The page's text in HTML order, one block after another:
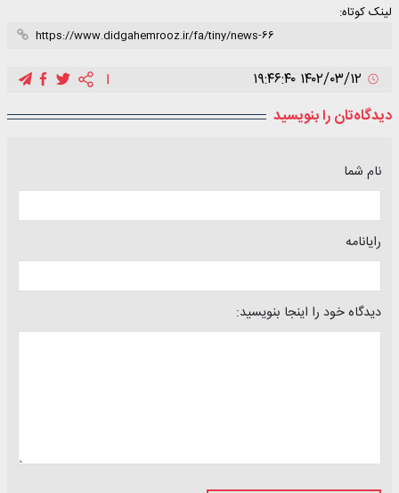
لینک کوتاه:
دیدگاه‌تان را بنویسید
نام شما
رایانامه
دیدگاه خود را اینجا بنویسید: